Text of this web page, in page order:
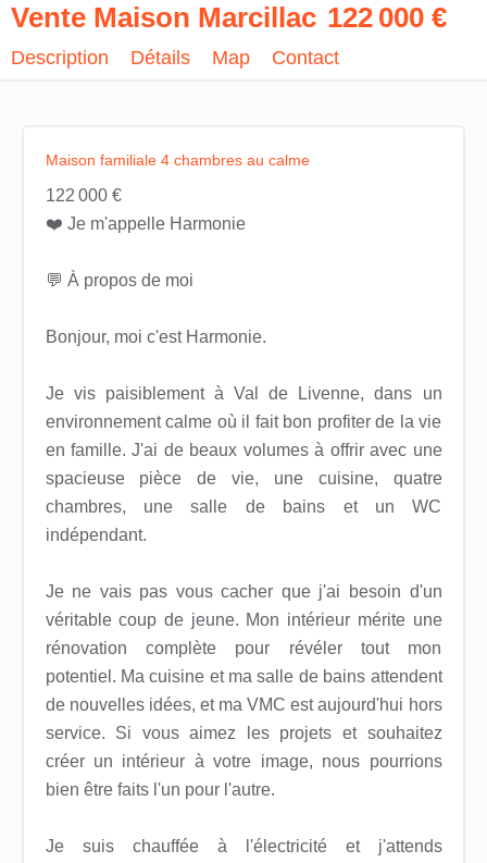
Vente Maison Marcillac 122 000 €
Description Détails Map Contact
Maison familiale 4 chambres au calme
122 000 €
❤️ Je m'appelle Harmonie
💬 À propos de moi
Bonjour, moi c'est Harmonie.
Je vis paisiblement à Val de Livenne, dans un
environnement calme où il fait bon profiter de la vie
en famille. J'ai de beaux volumes à offrir avec une
spacieuse pièce de vie, une cuisine, quatre
chambres, une salle de bains et un WC
indépendant.
Je ne vais pas vous cacher que j'ai besoin d'un
véritable coup de jeune. Mon intérieur mérite une
rénovation complète pour révéler tout mon
potentiel. Ma cuisine et ma salle de bains attendent
de nouvelles idées, et ma VMC est aujourd'hui hors
service. Si vous aimez les projets et souhaitez
créer un intérieur à votre image, nous pourrions
bien être faits l'un pour l'autre.
Je suis chauffée à l'électricité et j'attends